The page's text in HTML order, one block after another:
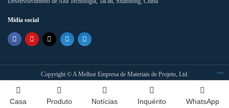
Mídia social
Copyright ©A Melhor Empresa de Materiais de Projeto, Ltd. Index
Casa Produto Notícias Inquérito WhatsApp